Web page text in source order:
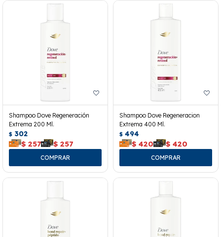
Shampoo Dove Regeneración
Extrema 200 Ml.
$ 302
$ 257 $ 257
Shampoo Dove Regeneracion
Extrema 400 Ml.
$ 494
$ 420 $ 420